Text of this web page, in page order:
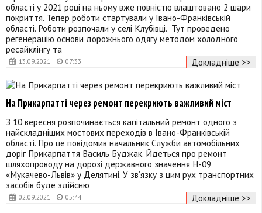
13.09.2021 07:33
області у 2021 році на ньому вже повністю влаштовано 2 шари
покриття. Тепер роботи стартували у Івано-Франківській
області. Роботи розпочали у селі Клубівці. Тут проведено
регенерацію основи дорожнього одягу методом холодного
ресайклінгу та
Докладніше >>
02.09.2021 05:44
На Прикарпатті через ремонт перекриють важливий міст
З 10 вересня розпочинається капітальний ремонт одного з
найскладніших мостових переходів в Івано-Франківській
області. Про це повідомив начальник Служби автомобільних
доріг Прикарпаття Василь Буджак. Йдеться про ремонт
шляхопроводу на дорозі державного значення Н-09
«Мукачево-Львів» у Делятині. У зв’язку з цим рух транспортних
засобів буде здійсню
Докладніше >>